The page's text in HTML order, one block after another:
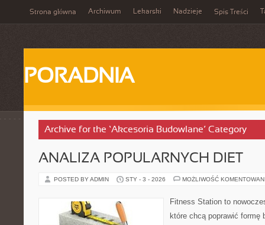
Strona główna Archiwum Lekarski Nadzieje Spis Treści
PORADNIA
Archive for the ‘Akcesoria Budowlane’ Category
ANALIZA POPULARNYCH DIET
POSTED BY ADMIN STY - 3 - 2026 MOŻLIWOŚĆ
Fitness Station to
które chcą poprawić formę